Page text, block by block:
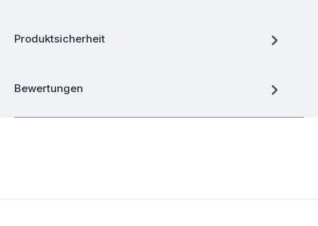
Produktsicherheit
Bewertungen